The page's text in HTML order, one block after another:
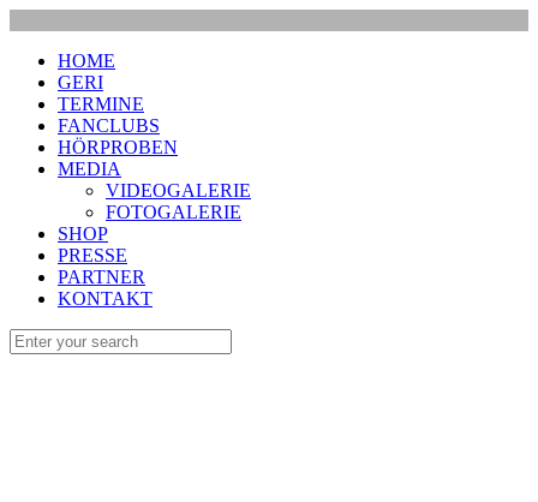
HOME
GERI
TERMINE
FANCLUBS
HÖRPROBEN
MEDIA
VIDEOGALERIE
FOTOGALERIE
SHOP
PRESSE
PARTNER
KONTAKT